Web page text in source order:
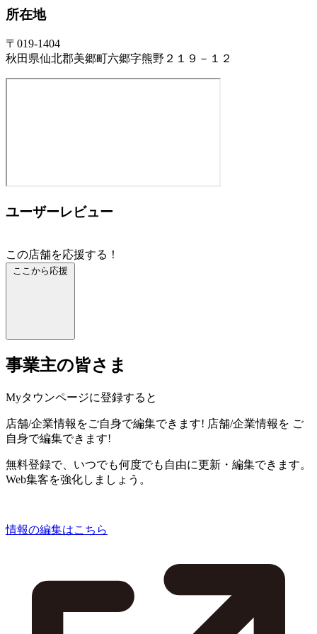
所在地
〒019-1404
秋田県仙北郡美郷町六郷字熊野２１９－１２
ユーザーレビュー
この店舗を応援する！
ここから応援
事業主の皆さま
Myタウンページに登録すると
店舗/企業情報をご自身で編集できます! 店舗/企業情報を ご
自身で編集できます!
無料登録で、いつでも何度でも自由に更新・編集できます。
Web集客を強化しましょう。
情報の編集はこちら